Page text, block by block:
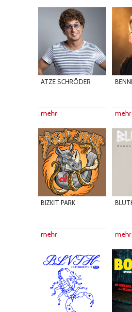
ATZE SCHRÖDER
mehr mehr
BIZKIT PARK
mehr mehr